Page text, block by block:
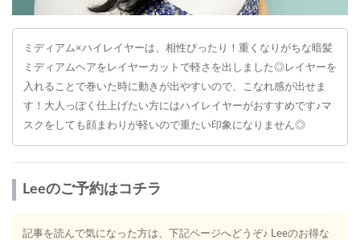
ミディアム×ハイレイヤーは、相性ぴったり！重くなりがちな暗髪
ミディアムヘアをレイヤーカットで軽さを出しました◎レイヤーを
入れることで巻いた時に動きが出やすいので、こなれ感が出せま
す！大人っぽく仕上げたい方にはハイレイヤーがおすすめです♪マ
スクをしても顔まわりが軽いので重たい印象になりません◎
Leeのご予約はコチラ
記事を読んで気になった方は、下記ページへどうぞ♪ Leeのお得な